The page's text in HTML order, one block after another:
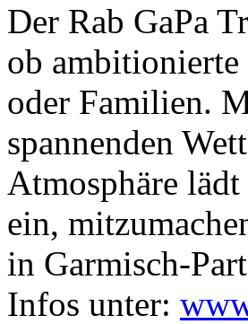
Der Rab GaPa
ob
oder Familien.
spannenden
Atmosphäre
ein,
in Garmisch-
Infos unter: